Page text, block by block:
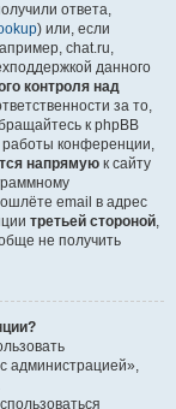
ответа,
) или, если
chat.ru,
данного
контроля над
за то,
к phpBB
работы конференции,
напрямую к сайту
email в адрес
третьей стороной,
не получить
администрацией»,